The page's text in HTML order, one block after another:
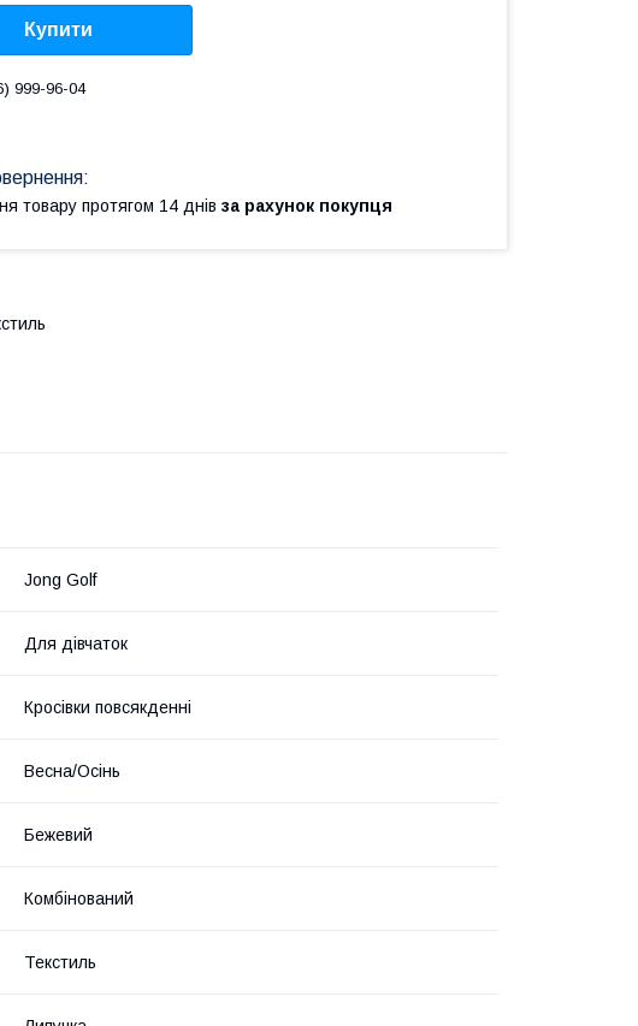
Купити
999-96-04
товару протягом 14 днів за рахунок покупця
Jong Golf
Для дівчаток
Кросівки повсякденні
Весна/Осінь
Бежевий
Комбінований
Текстиль